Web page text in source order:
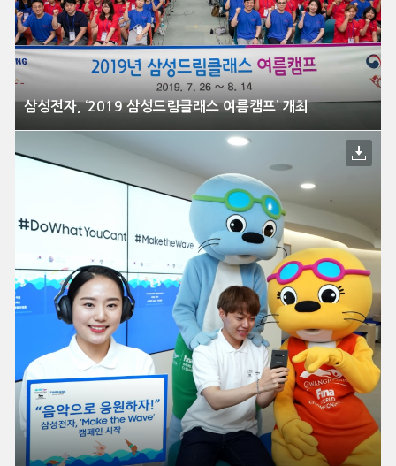
삼성전자, ‘2019 삼성드림클래스 여름캠프’ 개최